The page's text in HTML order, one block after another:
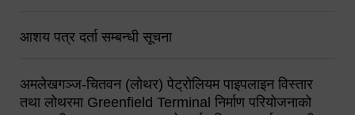
आशय पत्र दर्ता सम्बन्धी सूचना
अमलेखगञ्ज-चितवन (लोथर) पेट्रोलियम पाइपलाइन विस्तार
तथा लोथरमा Greenfield Terminal निर्माण परियोजनाको